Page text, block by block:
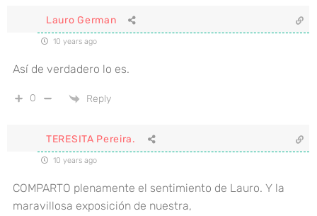
Lauro German
10 years ago
Así de verdadero lo es.
0 Reply
TERESITA Pereira.
10 years ago
COMPARTO plenamente el sentimiento de Lauro. Y la
maravillosa exposición de nuestra,